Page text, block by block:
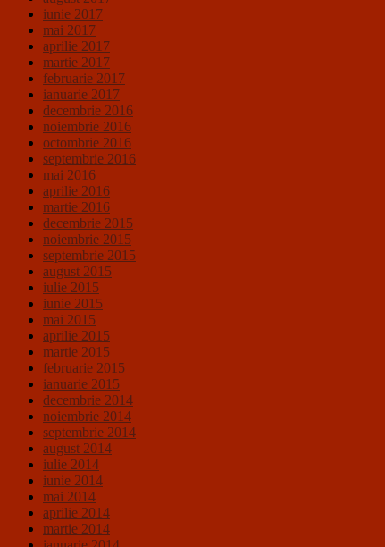
iunie 2017
mai 2017
aprilie 2017
martie 2017
februarie 2017
ianuarie 2017
decembrie 2016
noiembrie 2016
octombrie 2016
septembrie 2016
mai 2016
aprilie 2016
martie 2016
decembrie 2015
noiembrie 2015
septembrie 2015
august 2015
iulie 2015
iunie 2015
mai 2015
aprilie 2015
martie 2015
februarie 2015
ianuarie 2015
decembrie 2014
noiembrie 2014
septembrie 2014
august 2014
iulie 2014
iunie 2014
mai 2014
aprilie 2014
martie 2014